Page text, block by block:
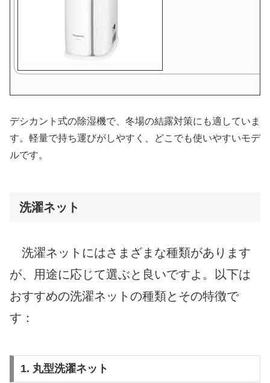
デシカント式の除湿機で、冬場の結露対策にも適していま
す。軽量で持ち運びがしやすく、どこでも使いやすいモデ
ルです。
洗濯ネット
洗濯ネットにはさまざまな種類があります
が、用途に応じて選ぶと良いですよ。以下は
おすすめの洗濯ネットの種類とその特徴で
す：
1. 丸型洗濯ネット